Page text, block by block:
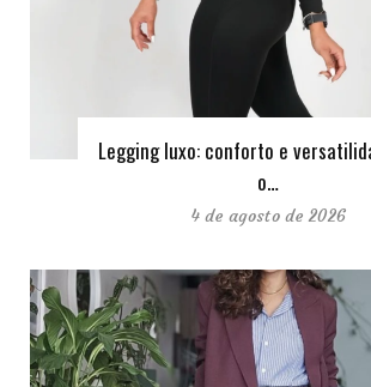
Legging luxo: conforto e
o…
4 de agosto de 2026